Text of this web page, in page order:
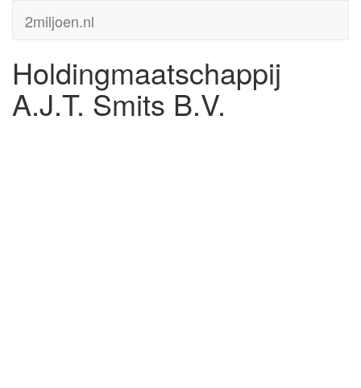
2miljoen.nl
Holdingmaatschappij
A.J.T. Smits B.V.